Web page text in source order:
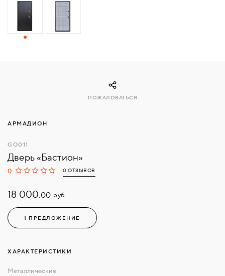
СВЯЗАТЬСЯ
АРМАДИОН
GO011
Дверь «Бастион»
0 0 ОТЗЫВОВ
18 000.00 руб
1 ПРЕДЛОЖЕНИЕ
ПОЖАЛОВАТЬСЯ
ХАРАКТЕРИСТИКИ